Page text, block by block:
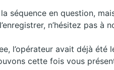
séquence en question,
n’hésitez pas à
l’opérateur avait déjà été
cette fois vous